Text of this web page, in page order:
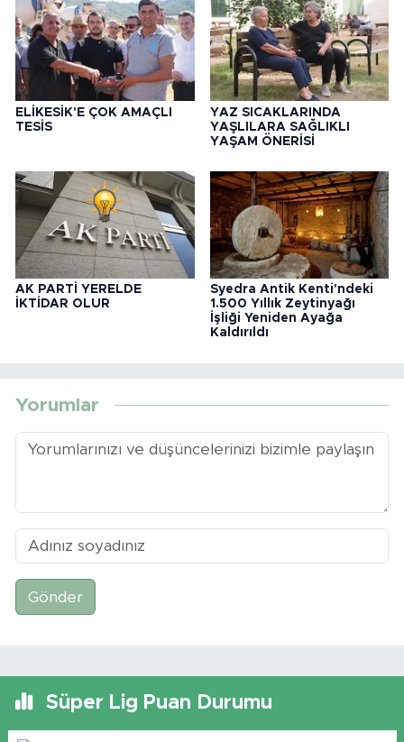
ELİKESİK'E ÇOK AMAÇLI
TESİS
YAZ SICAKLARINDA
YAŞLILARA SAĞLIKLI
YAŞAM ÖNERİSİ
AK PARTİ YERELDE
İKTİDAR OLUR
Syedra Antik Kenti'ndeki
1.500 Yıllık Zeytinyağı
İşliği Yeniden Ayağa
Kaldırıldı
Yorumlar
Gönder
Süper Lig Puan Durumu